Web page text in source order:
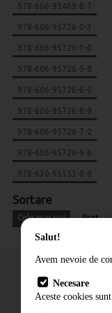
978-606-95469-8-7
978-606-95726-0-3
978-606-95726-1-0
978-606-95726-5-8
978-606-95726-6-5
978-606-95726-8-9
978-606-95726-7-2
978-606-95726-9-6
978-630-95153-0-8
Sortare
Cele mai noi Pret
Salut!
Avem nevoie de
Necesare
Aceste cookies